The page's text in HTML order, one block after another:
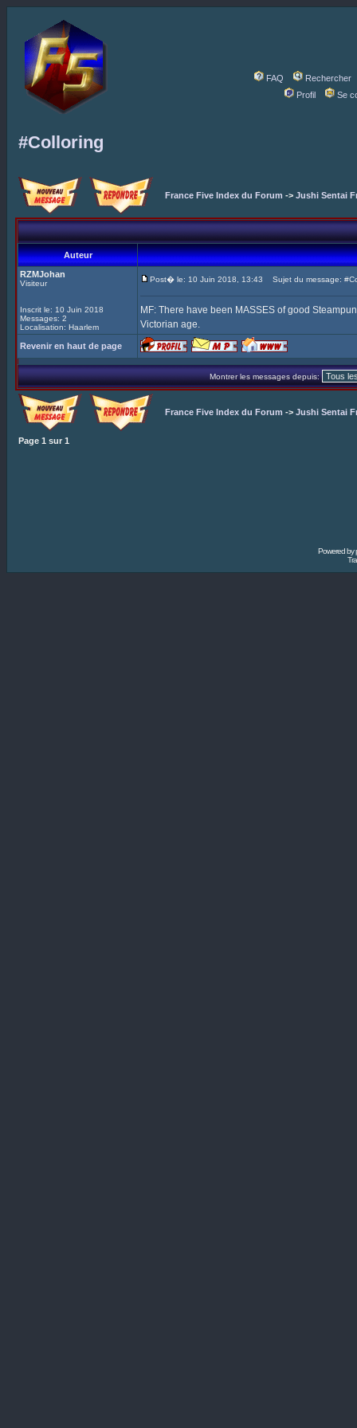
FAQ
Rechercher
Profil
Se
#Colloring
France Five Index du Forum -> Jushi Sentai
Auteur
RZMJohan
Visiteur
Inscrit le: 10 Juin 2018
Messages: 2
Localisation: Haarlem
Post� le: 10 Juin 2018, 13:43 Sujet du message:
MF: There have been MASSES of good
Victorian age.
Revenir en haut de page
Montrer les messages depuis:
France Five Index du Forum -> Jushi Sentai
Page 1 sur 1
Powered by